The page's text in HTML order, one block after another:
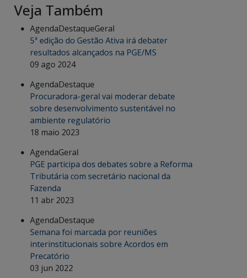
Veja Também
AgendaDestaqueGeral
5ª edição do Gestão Ativa irá debater
resultados alcançados na PGE/MS
09 ago 2024
AgendaDestaque
Procuradora-geral vai moderar debate
sobre desenvolvimento sustentável no
ambiente regulatório
18 maio 2023
AgendaGeral
PGE participa dos debates sobre a Reforma
Tributária com secretário nacional da
Fazenda
11 abr 2023
AgendaDestaque
Semana foi marcada por reuniões
interinstitucionais sobre Acordos em
Precatório
03 jun 2022